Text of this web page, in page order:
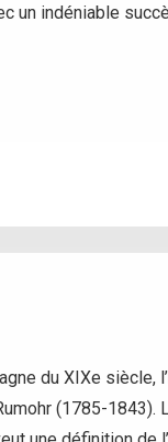
un indéniable
du XIXe siècle,
(1785-